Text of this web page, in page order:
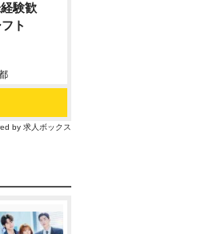
験歓
ト
by 求人ボックス